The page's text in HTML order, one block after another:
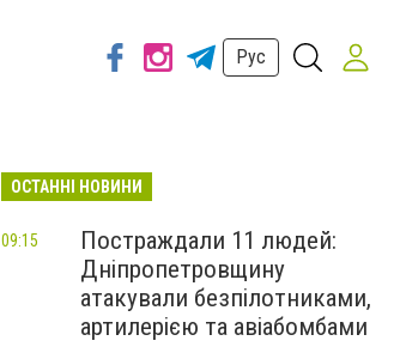
Рус
ОСТАННІ НОВИНИ
Постраждали 11 людей:
Дніпропетровщину
атакували безпілотниками,
артилерією та авіабомбами
09:15